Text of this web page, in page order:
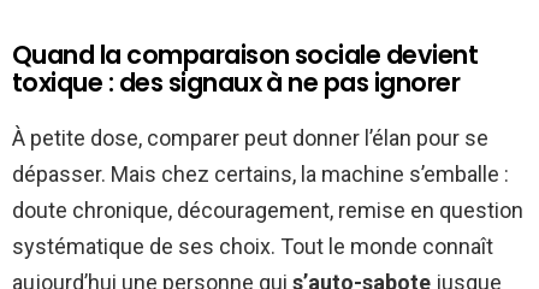
Quand la comparaison sociale devient
toxique : des signaux à ne pas ignorer
À petite dose, comparer peut donner l’élan pour se
dépasser. Mais chez certains, la machine s’emballe :
doute chronique, découragement, remise en question
systématique de ses choix. Tout le monde connaît
aujourd’hui une personne qui s’auto-sabote jusque